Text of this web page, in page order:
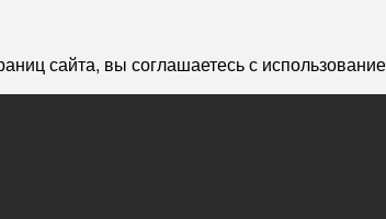
сайта, вы соглашаетесь с